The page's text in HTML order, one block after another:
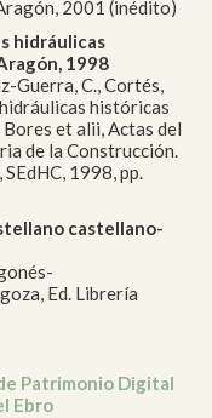
2001 (inédito)
hidráulicas
1998
Guerra, C., Cortés,
históricas
Bores et alii, Actas del
de la Construcción.
1998, pp.
castellano-
Ed. Librería
Patrimonio Digital
Ebro